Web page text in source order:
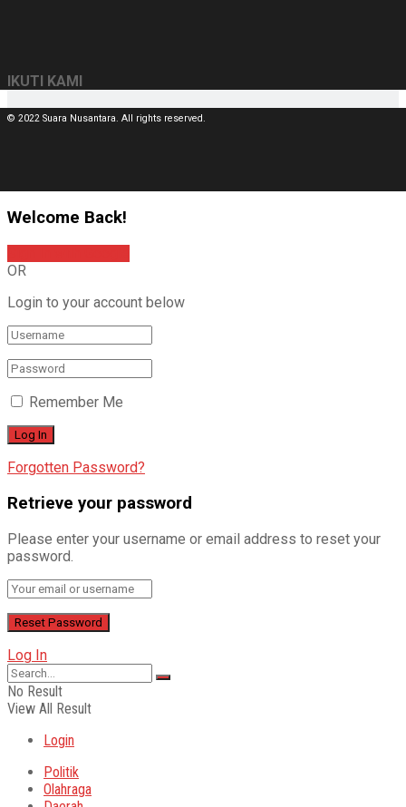
IKUTI KAMI
© 2022 Suara Nusantara. All rights reserved.
Welcome Back!
OR
Login to your account below
Remember Me
Forgotten Password?
Retrieve your password
Please enter your username or email address to reset your
password.
Log In
No Result
View All Result
Login
Politik
Olahraga